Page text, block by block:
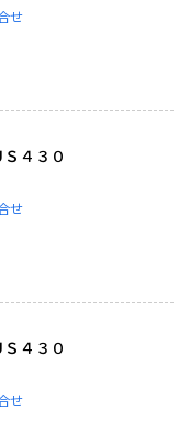
せ
４３０
せ
４３０
せ